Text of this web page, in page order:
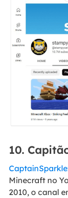
10.
Minecraft no
2010, o canal